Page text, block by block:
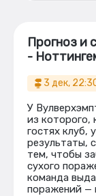
Прогноз и
-
3 дек,
У
из которого,
гостях клуб,
результаты,
тем, чтобы
сухого
команда
поражений —